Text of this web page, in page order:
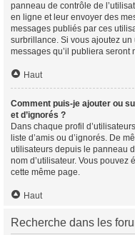
panneau de contrôle de
en ligne et leur envoyer des
messages publiés par ces
surbrillance. Si vous ajoutez un
messages qu’il publiera seront
Haut
Comment puis-je ajouter ou
et d’ignorés ?
Dans chaque profil
liste d’amis ou d’ignorés. De
utilisateurs depuis le panneau
nom d’utilisateur. Vous
cette même page.
Haut
Recherche dans les